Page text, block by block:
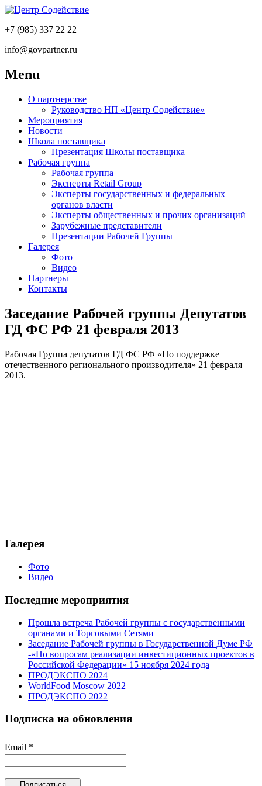
+7 (985) 337 22 22
info@govpartner.ru
Menu
О партнерстве
Руководство НП «Центр Содействие»
Мероприятия
Новости
Школа поставщика
Презентация Школы поставщика
Рабочая группа
Рабочая группа
Эксперты Retail Group
Эксперты государственных и федеральных
органов власти
Эксперты общественных и прочих организаций
Зарубежные представители
Презентации Рабочей Группы
Галерея
Фото
Видео
Партнеры
Контакты
Заседание Рабочей группы Депутатов
ГД ФС РФ 21 февраля 2013
Рабочая Группа депутатов ГД ФС РФ «По поддержке
отечественного регионального производителя» 21 февраля
2013.
Галерея
Фото
Видео
Последние мероприятия
Прошла встреча Рабочей группы с государственными
органами и Торговыми Сетями
Заседание Рабочей группы в Государственной Думе РФ
-«По вопросам реализации инвестиционных проектов в
Российской Федерации» 15 ноября 2024 года
ПРОДЭКСПО 2024
WorldFood Moscow 2022
ПРОДЭКСПО 2022
Подписка на обновления
Email *